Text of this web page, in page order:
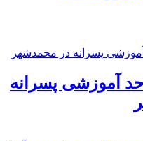
آموزشی پسرانه